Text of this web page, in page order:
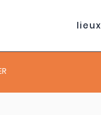
lieux